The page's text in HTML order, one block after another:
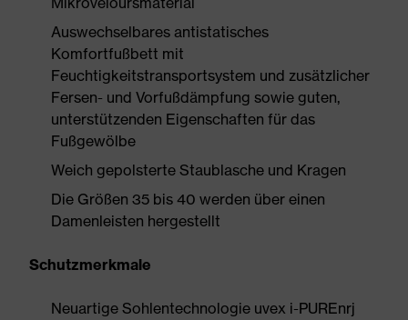
Auswechselbares antistatisches
Komfortfußbett mit
Feuchtigkeitstransportsystem und zusätzlicher
Fersen- und Vorfußdämpfung sowie guten,
unterstützenden Eigenschaften für das
Fußgewölbe
Weich gepolsterte Staublasche und Kragen
Die Größen 35 bis 40 werden über einen
Damenleisten hergestellt
Schutzmerkmale
Neuartige Sohlentechnologie uvex i-PUREnrj